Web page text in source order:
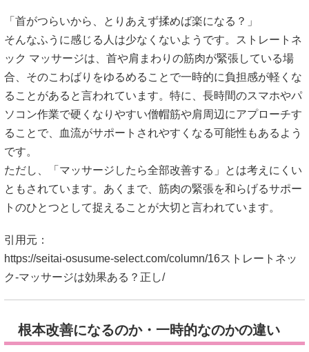
「首がつらいから、とりあえず揉めば楽になる？」
そんなふうに感じる人は少なくないようです。ストレートネ
ック マッサージは、首や肩まわりの筋肉が緊張している場
合、そのこわばりをゆるめることで一時的に負担感が軽くな
ることがあると言われています。特に、長時間のスマホやパ
ソコン作業で硬くなりやすい僧帽筋や肩周辺にアプローチす
ることで、血流がサポートされやすくなる可能性もあるよう
です。
ただし、「マッサージしたら全部改善する」とは考えにくい
ともされています。あくまで、筋肉の緊張を和らげるサポー
トのひとつとして捉えることが大切と言われています。
引用元：
https://seitai-osusume-select.com/column/16ストレートネッ
ク-マッサージは効果ある？正し/
根本改善になるのか・一時的なのかの違い